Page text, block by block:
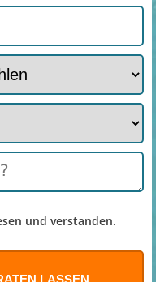
und verstanden.